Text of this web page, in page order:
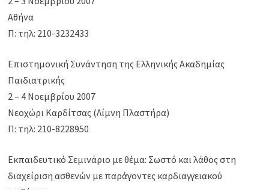
Αθήνα
Π: τηλ: 210-3232433
Επιστημονική Συνάντηση της Ελληνικής Ακαδημίας
Παιδιατρικής
2 – 4 Νοεμβρίου 2007
Νεοχώρι Καρδίτσας (Λίμνη Πλαστήρα)
Π: τηλ: 210-8228950
Εκπαιδευτικό Σεμινάριο με θέμα: Σωστό και λάθος στη
διαχείριση ασθενών με παράγοντες καρδιαγγειακού